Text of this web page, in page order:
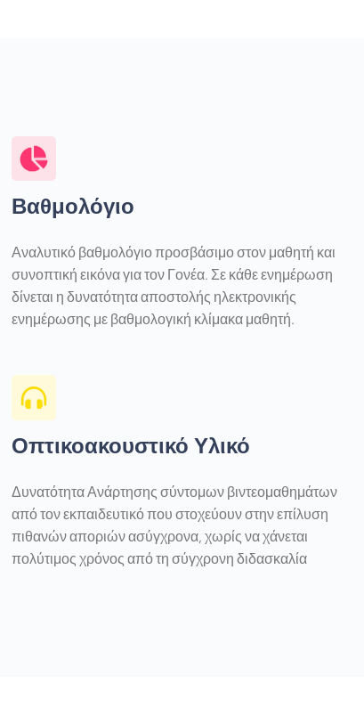
Βαθμολόγιο
Αναλυτικό βαθμολόγιο προσβάσιμο στον μαθητή και
συνοπτική εικόνα για τον Γονέα. Σε κάθε ενημέρωση
δίνεται η δυνατότητα αποστολής ηλεκτρονικής
ενημέρωσης με βαθμολογική κλίμακα μαθητή.
Οπτικοακουστικό Υλικό
Δυνατότητα Ανάρτησης σύντομων βιντεομαθημάτων
από τον εκπαιδευτικό που στοχεύουν στην επίλυση
πιθανών αποριών ασύγχρονα, χωρίς να χάνεται
πολύτιμος χρόνος από τη σύγχρονη διδασκαλία